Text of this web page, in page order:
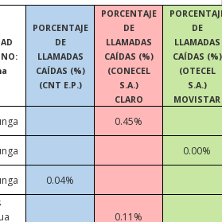
PORCENTAJE
DE
LLAMADAS
CAÍDAS (%)
(CNT E.P.)
PORCENTAJE
DE
LLAMADAS
CAÍDAS (%)
(CONECEL
S.A.)
CLARO
DE
LLAMADAS
CAÍDAS (%)
(OTECEL
S.A.)
MOVISTAR
0.45%
0.00%
0.04%
0.11%